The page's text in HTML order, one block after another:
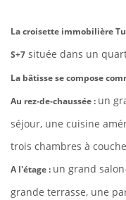
La croisette immobilière
S+7 située dans un
La bâtisse se compose
Au rez-de-chaussée : un
séjour, une cuisine
trois chambres à
A l'étage : un grand
grande terrasse, une